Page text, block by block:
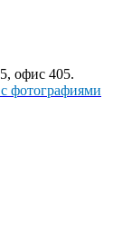
офис 405.
фотографиями